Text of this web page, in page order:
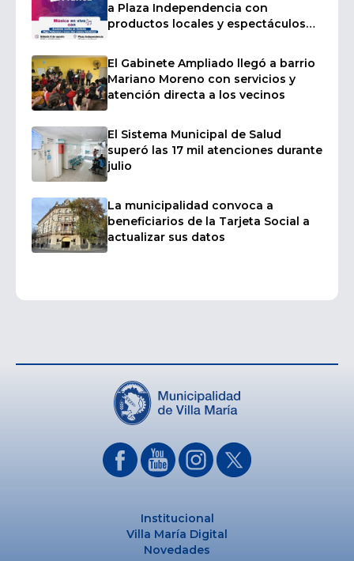
a Plaza Independencia con
productos locales y espectáculos
El Gabinete Ampliado llegó a barrio
Mariano Moreno con servicios y
atención directa a los vecinos
El Sistema Municipal de Salud
superó las 17 mil atenciones durante
julio
La municipalidad convoca a
beneficiarios de la Tarjeta Social a
actualizar sus datos
Institucional
Villa María Digital
Novedades